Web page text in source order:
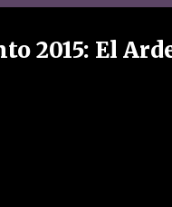
2015: El